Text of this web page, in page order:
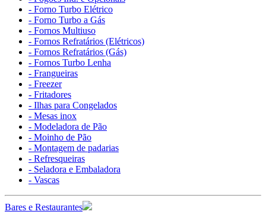
- Forno Turbo Elétrico
- Forno Turbo a Gás
- Fornos Multiuso
- Fornos Refratários (Elétricos)
- Fornos Refratários (Gás)
- Fornos Turbo Lenha
- Frangueiras
- Freezer
- Fritadores
- Ilhas para Congelados
- Mesas inox
- Modeladora de Pão
- Moinho de Pão
- Montagem de padarias
- Refresqueiras
- Seladora e Embaladora
- Vascas
Bares e Restaurantes